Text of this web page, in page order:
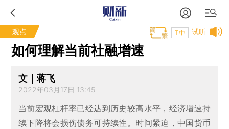
观点 试听
T中
如何理解当前社融增速
文｜蒋飞
2022年03月17日 13:45
当前宏观杠杆率已经达到历史较高水平，经济增速持
续下降将会损伤债务可持续性。时间紧迫，中国货币